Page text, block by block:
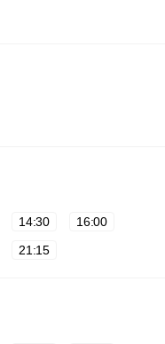
14:30
16:00
21:15